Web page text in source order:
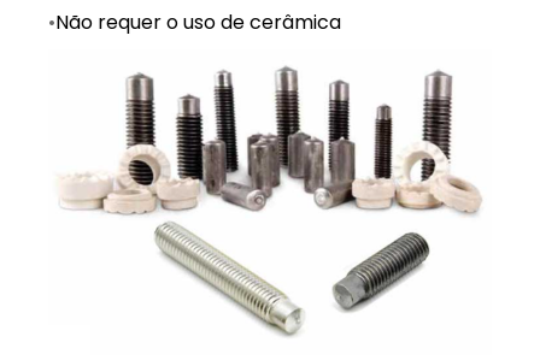
•Não requer o uso de cerâmica